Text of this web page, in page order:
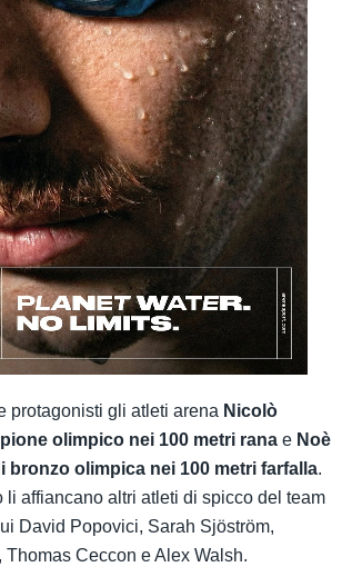
protagonisti gli atleti arena Nicolò
olimpico nei 100 metri rana e Noè
bronzo olimpica nei 100 metri farfalla.
li affiancano altri atleti di spicco del team
David Popovici, Sarah Sjöström,
Thomas Ceccon e Alex Walsh.